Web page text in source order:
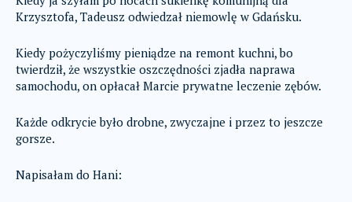
Krzysztofa, Tadeusz odwiedzał niemowlę w Gdańsku.
Kiedy pożyczyliśmy pieniądze na remont kuchni, bo
twierdził, że wszystkie oszczędności zjadła naprawa
samochodu, on opłacał Marcie prywatne leczenie zębów.
Każde odkrycie było drobne, zwyczajne i przez to jeszcze
gorsze.
Napisałam do Hani: